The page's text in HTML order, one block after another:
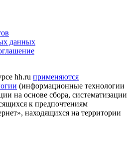
данных
hh.ru применяются
(информационные технологии
на основе сбора, систематизации
к предпочтениям
находящихся на территории